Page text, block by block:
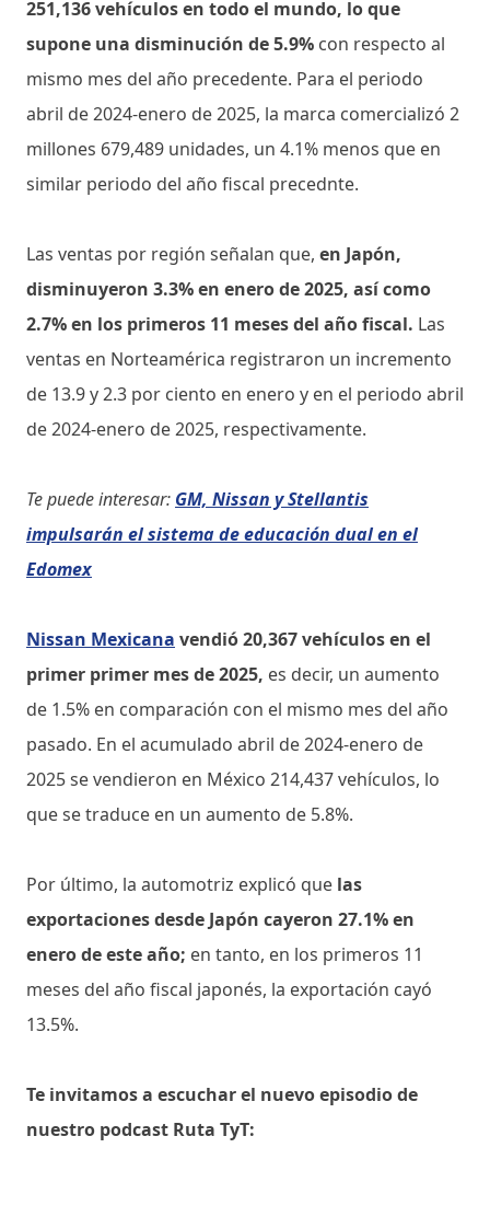
251,136 vehículos en todo el mundo, lo que
supone una disminución de 5.9% con respecto al
mismo mes del año precedente. Para el periodo
abril de 2024-enero de 2025, la marca comercializó 2
millones 679,489 unidades, un 4.1% menos que en
similar periodo del año fiscal precednte.
Las ventas por región señalan que, en Japón,
disminuyeron 3.3% en enero de 2025, así como
2.7% en los primeros 11 meses del año fiscal. Las
ventas en Norteamérica registraron un incremento
de 13.9 y 2.3 por ciento en enero y en el periodo abril
de 2024-enero de 2025, respectivamente.
Te puede interesar: GM, Nissan y Stellantis
impulsarán el sistema de educación dual en el
Edomex
Nissan Mexicana vendió 20,367 vehículos en el
primer primer mes de 2025, es decir, un aumento
de 1.5% en comparación con el mismo mes del año
pasado. En el acumulado abril de 2024-enero de
2025 se vendieron en México 214,437 vehículos, lo
que se traduce en un aumento de 5.8%.
Por último, la automotriz explicó que las
exportaciones desde Japón cayeron 27.1% en
enero de este año; en tanto, en los primeros 11
meses del año fiscal japonés, la exportación cayó
13.5%.
Te invitamos a escuchar el nuevo episodio de
nuestro podcast Ruta TyT: